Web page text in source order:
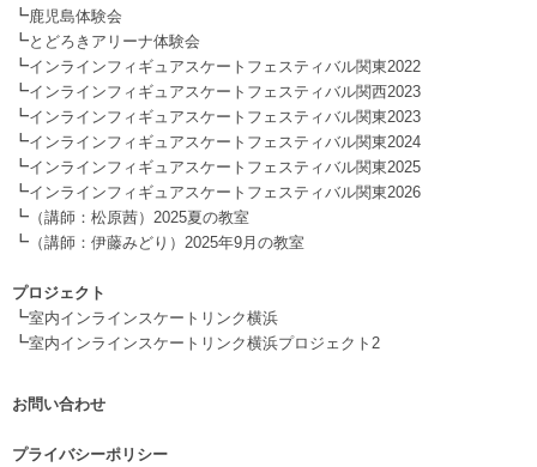
┗鹿児島体験会
┗とどろきアリーナ体験会
┗インラインフィギュアスケートフェスティバル関東2022
┗インラインフィギュアスケートフェスティバル関西2023
┗インラインフィギュアスケートフェスティバル関東2023
┗インラインフィギュアスケートフェスティバル関東2024
┗インラインフィギュアスケートフェスティバル関東2025
┗インラインフィギュアスケートフェスティバル関東2026
┗ （講師：松原茜）2025夏の教室
┗ （講師：伊藤みどり）2025年9月の教室
プロジェクト
┗室内インラインスケートリンク横浜
┗室内インラインスケートリンク横浜プロジェクト2
お問い合わせ
プライバシーポリシー